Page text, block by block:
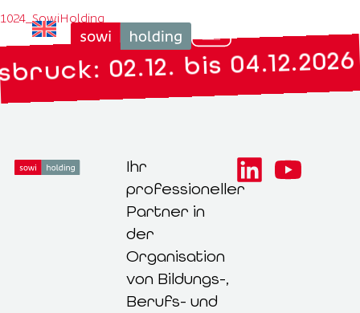
1024_SowiHolding
02.12. bis 04.12.2026
Ihr
professioneller
Partner in
der
Organisation
von Bildungs-,
Berufs- und